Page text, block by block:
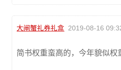
大闸蟹礼券礼盒 2019-08-16
简书权重蛮高的，今年貌似权